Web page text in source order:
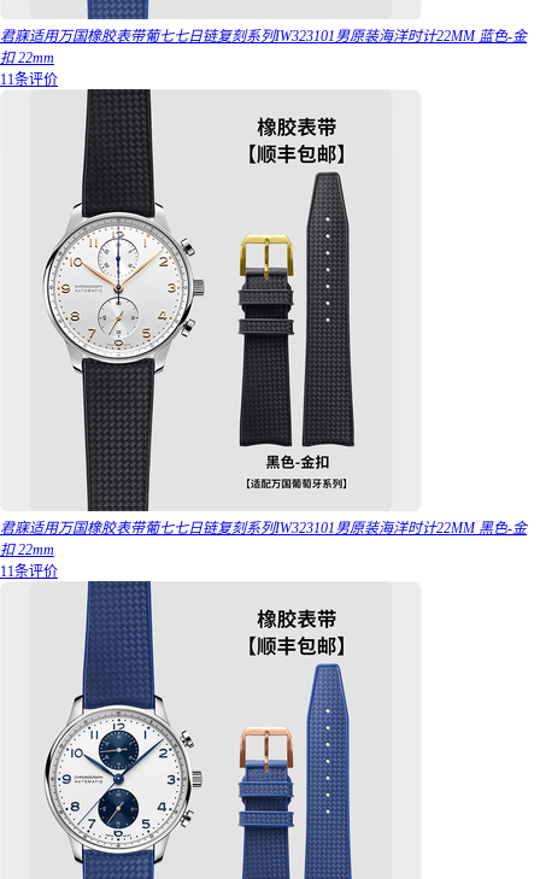
君寐适用万国橡胶表带葡七七日链复刻系列IW323101男原装海洋时计22MM 蓝色-金
扣 22mm
11条评价
君寐适用万国橡胶表带葡七七日链复刻系列IW323101男原装海洋时计22MM 黑色-金
扣 22mm
11条评价